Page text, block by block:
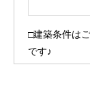
□建築条件は
です♪